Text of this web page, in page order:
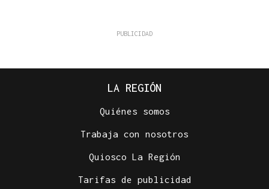
LA REGIÓN
Quiénes somos
Trabaja con nosotros
Quiosco La Región
Tarifas de publicidad